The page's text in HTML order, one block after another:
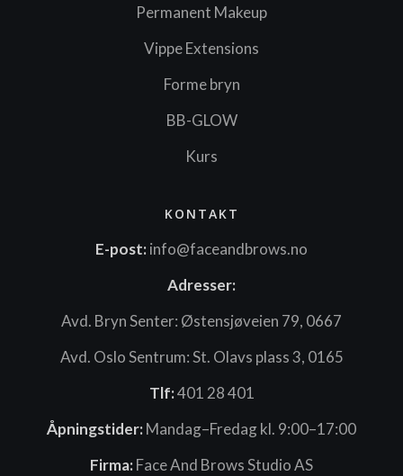
Permanent Makeup
Vippe Extensions
Forme bryn
BB-GLOW
Kurs
KONTAKT
E-post:info@faceandbrows.no
Adresser:
Avd. Bryn Senter: Østensjøveien 79, 0667
Avd. Oslo Sentrum: St. Olavs plass 3, 0165
Tlf:401 28 401
Åpningstider:Mandag–Fredag kl. 9:00–17:00
Firma:Face And Brows Studio AS